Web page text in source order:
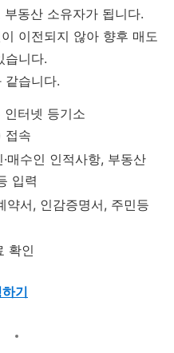
동산 소유자가 됩니다.
이전되지 않아 향후 매도
습니다.
같습니다.
터넷 등기소
속
매수인 인적사항, 부동산
입력
약서, 인감증명서, 주민등
확인
기